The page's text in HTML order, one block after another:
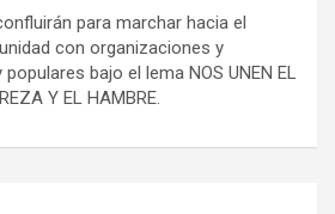
para marchar hacia el
con organizaciones y
bajo el lema NOS UNEN EL
Y EL HAMBRE.